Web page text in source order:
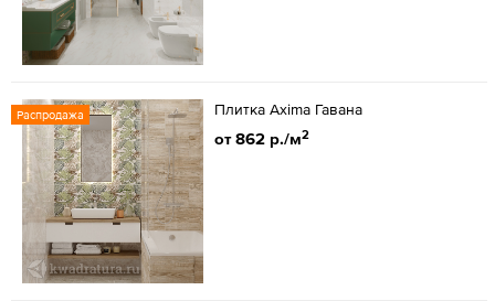
Распродажа Плитка Axima Гавана
от 862 р./м2